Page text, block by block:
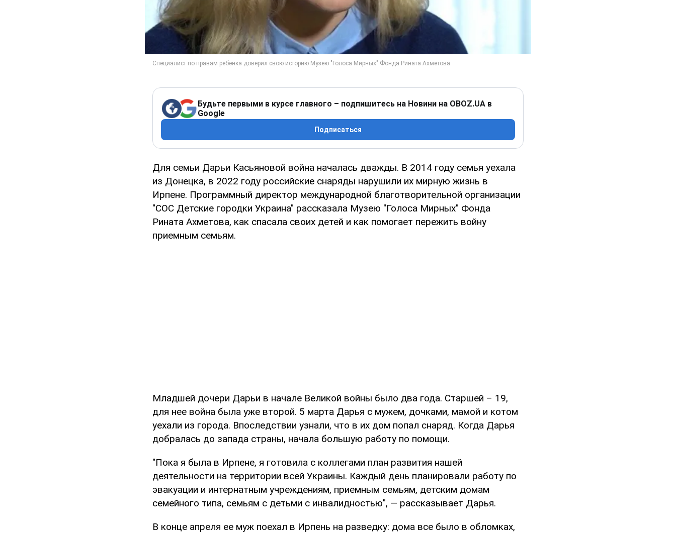
Будьте первыми в курсе главного – подпишитесь на Новини на OBOZ.UA в
Google
Подписаться
Для семьи Дарьи Касьяновой война началась дважды. В 2014 году семья уехала
из Донецка, в 2022 году российские снаряды нарушили их мирную жизнь в
Ирпене. Программный директор международной благотворительной организации
"СОС Детские городки Украина" рассказала Музею "Голоса Мирных" Фонда
Рината Ахметова, как спасала своих детей и как помогает пережить войну
приемным семьям.
Младшей дочери Дарьи в начале Великой войны было два года. Старшей – 19,
для нее война была уже второй. 5 марта Дарья с мужем, дочками, мамой и котом
уехали из города. Впоследствии узнали, что в их дом попал снаряд. Когда Дарья
добралась до запада страны, начала большую работу по помощи.
"Пока я была в Ирпене, я готовила с коллегами план развития нашей
деятельности на территории всей Украины. Каждый день планировали работу по
эвакуации и интернатным учреждениям, приемным семьям, детским домам
семейного типа, семьям с детьми с инвалидностью", — рассказывает Дарья.
В конце апреля ее муж поехал в Ирпень на разведку: дома все было в обломках,